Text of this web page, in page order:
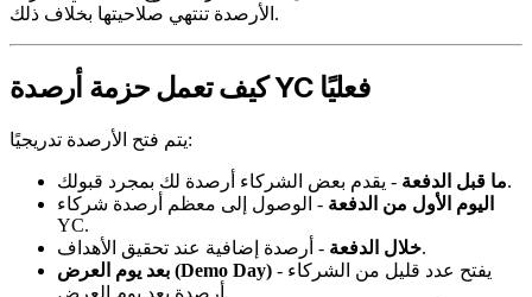
الأرصدة تنتهي صلاحيتها بخلاف ذلك.
كيف تعمل حزمة أرصدة YC فعليًا
يتم فتح الأرصدة تدريجيًا:
ما قبل الدفعة- يقدم بعض الشركاء أرصدة لك بمجرد قبولك.
اليوم الأول من الدفعة - الوصول إلى معظم أرصدة شركاء
YC.
خلال الدفعة- أرصدة إضافية عند تحقيق الأهداف.
بعد يوم العرض (Demo Day) - يفتح عدد قليل من الشركاء
أرصدة بعد يوم العرض.